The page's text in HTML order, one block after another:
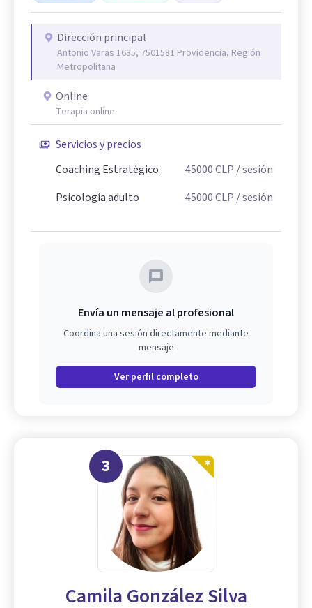
Dirección principal
Antonio Varas 1635, 7501581 Providencia, Región
Metropolitana
Online
Terapia online
Servicios y precios
Coaching Estratégico
45000CLP / sesión
Psicología adulto
45000CLP / sesión
Envía un mensaje al profesional
Coordina una sesión directamente mediante
mensaje
Ver perfil completo
3
Camila González Silva